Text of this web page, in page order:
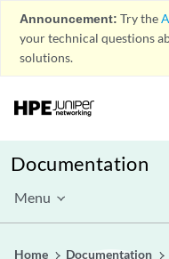
Announcement: Try the
your technical questions
solutions.
Documentation
Menu
Home Documentation